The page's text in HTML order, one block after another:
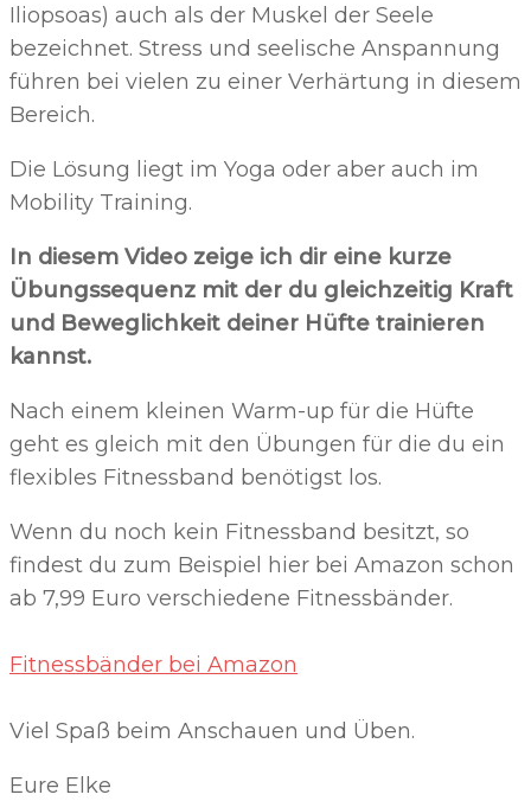
Iliopsoas) auch als der Muskel der Seele
bezeichnet. Stress und seelische Anspannung
führen bei vielen zu einer Verhärtung in diesem
Bereich.
Die Lösung liegt im Yoga oder aber auch im
Mobility Training.
In diesem Video zeige ich dir eine kurze
Übungssequenz mit der du gleichzeitig Kraft
und Beweglichkeit deiner Hüfte trainieren
kannst.
Nach einem kleinen Warm-up für die Hüfte
geht es gleich mit den Übungen für die du ein
flexibles Fitnessband benötigst los.
Wenn du noch kein Fitnessband besitzt, so
findest du zum Beispiel hier bei Amazon schon
ab 7,99 Euro verschiedene Fitnessbänder.
Fitnessbänder bei Amazon
Viel Spaß beim Anschauen und Üben.
Eure Elke